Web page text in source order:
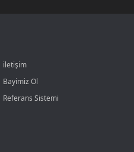
iletişim
Bayimiz Ol
Referans Sistemi